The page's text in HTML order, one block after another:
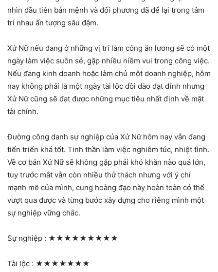
nhìn đầu tiên bản mệnh và đối phương đã để lại trong tâm
trí nhau ấn tượng sâu đậm.
Xử Nữ nếu đang ở những vị trí làm công ăn lương sẽ có một
ngày làm việc suôn sẻ, gặp nhiều niềm vui trong công việc.
Nếu đang kinh doanh hoặc làm chủ một doanh nghiệp, hôm
nay không phải là một ngày tài lộc dồi dào đạt đỉnh nhưng
Xử Nữ cũng sẽ đạt được những mục tiêu nhất định về mặt
tài chính.
Đường công danh sự nghiệp của Xử Nữ hôm nay vẫn đang
tiến triển khá tốt. Tinh thần làm việc nghiêm túc, nhiệt tình.
Về cơ bản Xử Nữ sẽ không gặp phải khó khăn nào quá lớn,
tuy trước mắt vẫn còn nhiều thử thách nhưng với ý chí
mạnh mẽ của mình, cung hoàng đạo này hoàn toàn có thể
vượt qua được và từng bước xây dựng cho riêng mình một
sự nghiệp vững chắc.
Sự nghiệp : ★★★★★★★★★
Tài lộc : ★★★★★★★